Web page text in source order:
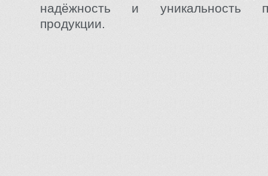
надёжность и уникальность
продукции.